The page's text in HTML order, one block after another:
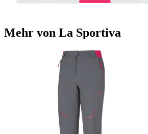
Mehr von La Sportiva